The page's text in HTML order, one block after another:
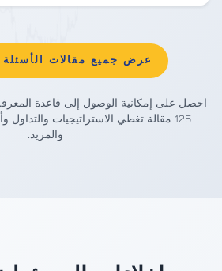
عرض جميع مقالات
احصل على إمكانية الوصول إلى قاعدة
125 مقالة تغطي الاستراتيجيات
والمزيد.